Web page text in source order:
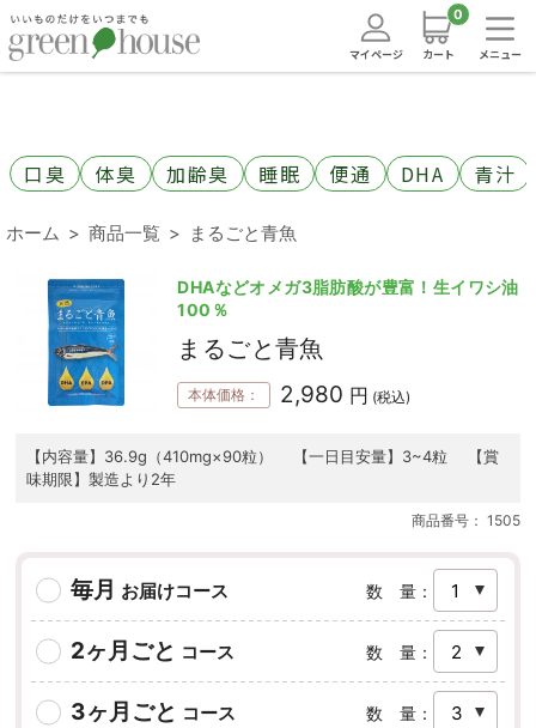
マイページ カート
0
メニュー
口臭 体臭 加齢臭 睡眠 便通 DHA 青汁
ホーム 商品一覧 まるごと青魚
DHAなどオメガ3脂肪酸が豊富！生イワシ油
100％
まるごと青魚
本体価格： 2,980 円 (税込)
【内容量】36.9g（410mg×90粒） 【一日目安量】3~4粒 【賞
味期限】製造より2年
商品番号： 1505
毎月 お届けコース 数 量：
2ヶ月ごと コース 数 量：
3ヶ月ごと コース 数 量：